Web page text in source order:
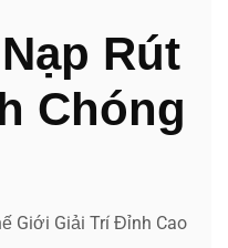
Rút
Chóng